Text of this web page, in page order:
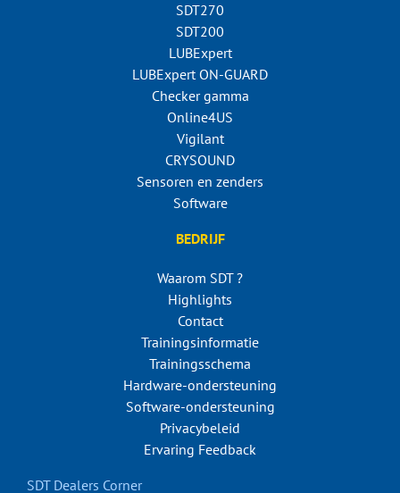
SDT270
SDT200
LUBExpert
LUBExpert ON-GUARD
Checker gamma
Online4US
Vigilant
CRYSOUND
Sensoren en zenders
Software
BEDRIJF
Waarom SDT ?
Highlights
Contact
Trainingsinformatie
Trainingsschema
Hardware-ondersteuning
Software-ondersteuning
Privacybeleid
Ervaring Feedback
SDT Dealers Corner